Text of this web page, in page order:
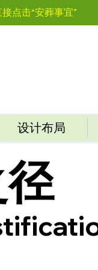
点击“安葬事宜”
设计布局